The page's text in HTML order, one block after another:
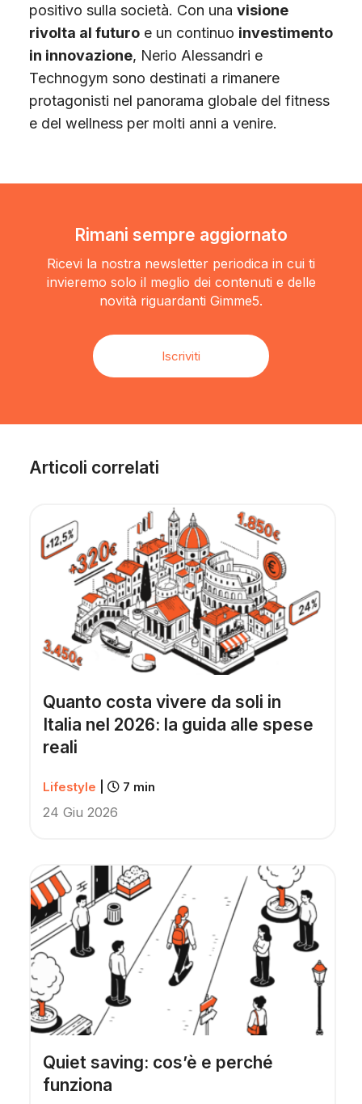
positivo sulla società. Con una visione
rivolta al futuroe un continuo investimento
in innovazione, Nerio Alessandri e
Technogym sono destinati a rimanere
protagonisti nel panorama globale del fitness
e del wellness per molti anni a venire.
Rimani sempre aggiornato
Ricevi la nostra newsletter periodica in cui ti
invieremo solo il meglio dei contenuti e delle
novità riguardanti Gimme5.
Iscriviti
Articoli correlati
Quanto costa vivere da soli in
Italia nel 2026: la guida alle spese
reali
Lifestyle 7 min
24 Giu 2026
Quiet saving: cos’è e perché
funziona